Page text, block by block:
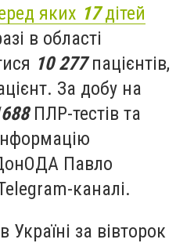
яких 17дітей
в області
10 277пацієнтів,
За добу на
ПЛР-тестів та
Павло
каналі.
за вівторок